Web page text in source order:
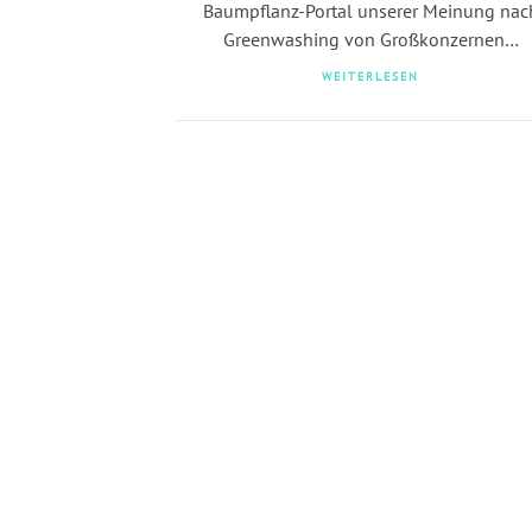
Baumpflanz-Portal unserer Meinung
Greenwashing von Großkonzernen…
WEITERLESEN